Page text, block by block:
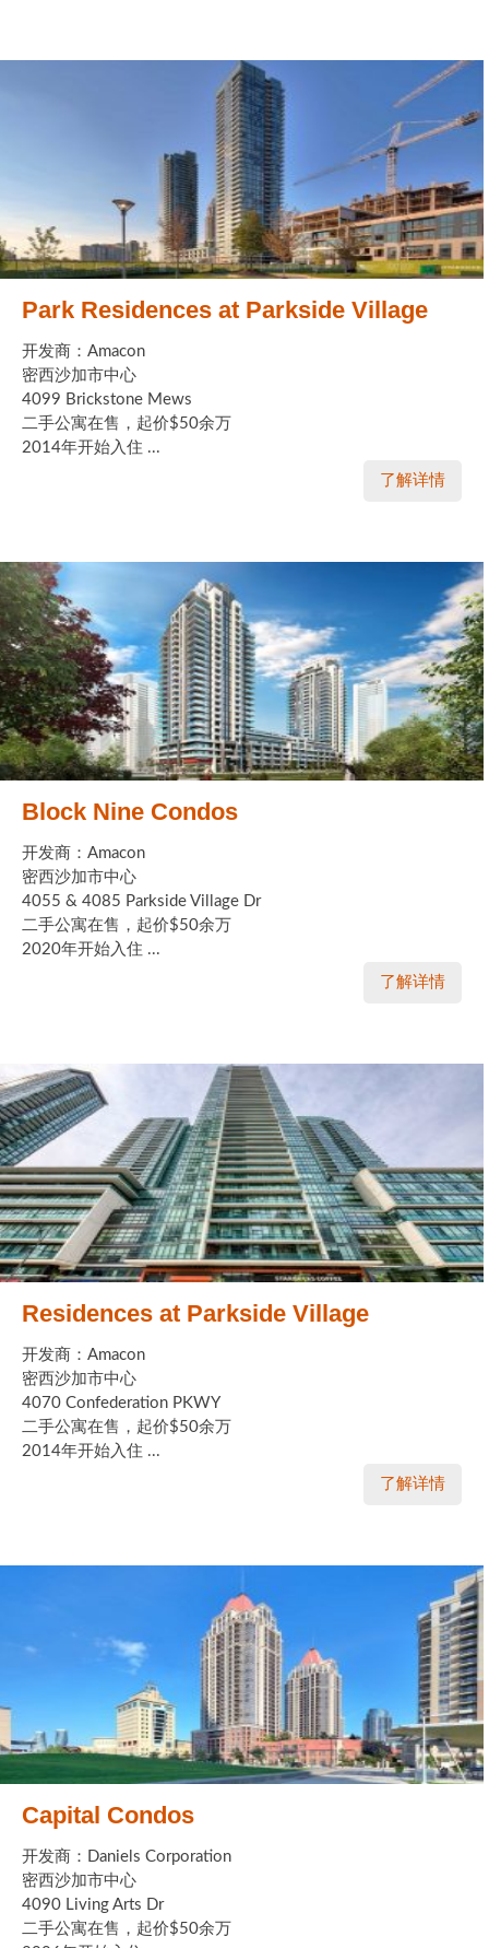
Park Residences at Parkside Village
开发商：Amacon
密西沙加市中心
4099 Brickstone Mews
二手公寓在售，起价$50余万
2014年开始入住 ...
了解详情
Block Nine Condos
开发商：Amacon
密西沙加市中心
4055 & 4085 Parkside Village Dr
二手公寓在售，起价$50余万
2020年开始入住 ...
了解详情
Residences at Parkside Village
开发商：Amacon
密西沙加市中心
4070 Confederation PKWY
二手公寓在售，起价$50余万
2014年开始入住 ...
了解详情
Capital Condos
开发商：Daniels Corporation
密西沙加市中心
4090 Living Arts Dr
二手公寓在售，起价$50余万